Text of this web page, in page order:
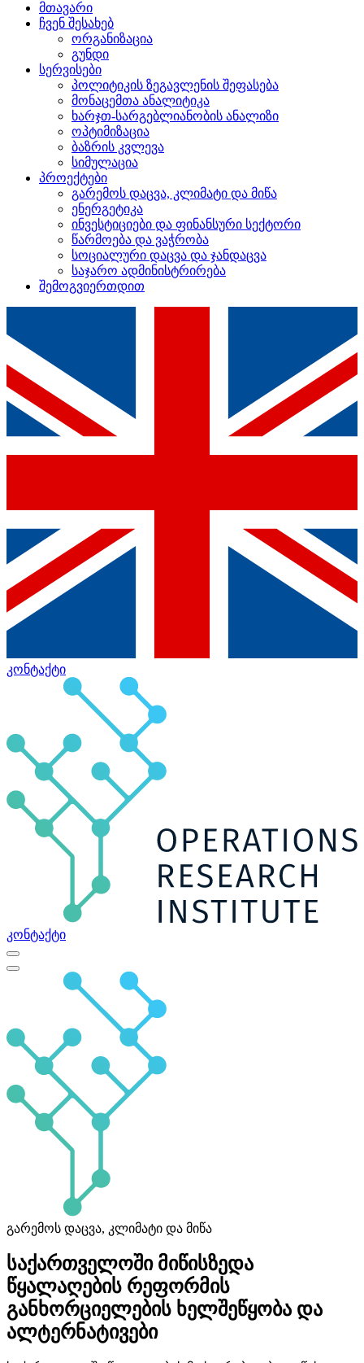
მთავარი
ჩვენ შესახებ
ორგანიზაცია
გუნდი
სერვისები
პოლიტიკის ზეგავლენის შეფასება
მონაცემთა ანალიტიკა
ხარჯთ-სარგებლიანობის ანალიზი
ოპტიმიზაცია
ბაზრის კვლევა
სიმულაცია
პროექტები
გარემოს დაცვა, კლიმატი და მიწა
ენერგეტიკა
ინვესტიციები და ფინანსური სექტორი
წარმოება და ვაჭრობა
სოციალური დაცვა და ჯანდაცვა
საჯარო ადმინისტრირება
შემოგვიერთდით
კონტაქტი
კონტაქტი
გარემოს დაცვა, კლიმატი და მიწა
საქართველოში მიწისზედა
წყალაღების რეფორმის
განხორციელების ხელშეწყობა და
ალტერნატივები